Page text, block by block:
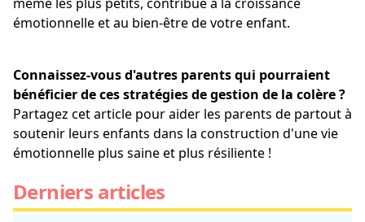
émotionnelle et au bien-être de votre enfant.
Connaissez-vous d'autres parents qui pourraient
bénéficier de ces stratégies de gestion de la colère ?
Partagez cet article pour aider les parents de partout à
soutenir leurs enfants dans la construction d'une vie
émotionnelle plus saine et plus résiliente !
Derniers articles